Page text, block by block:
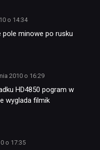
o 14:34
pole minowe po rusku
2010 o 16:29
HD4850 pogram w
wyglada filmik
o 17:35